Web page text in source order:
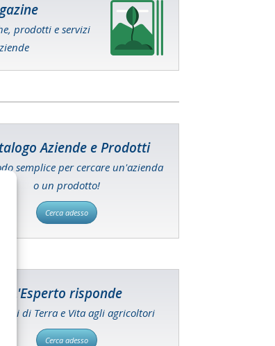
prodotti e servizi
Aziende e Prodotti
semplice per cercare un'azienda
o un prodotto!
Cerca adesso
L'Esperto risponde
di Terra e Vita agli agricoltori
Cerca adesso